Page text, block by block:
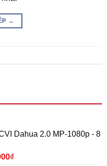
→
Dahua 2.0 MP-1080p - 8
₫